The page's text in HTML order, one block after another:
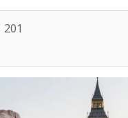
201